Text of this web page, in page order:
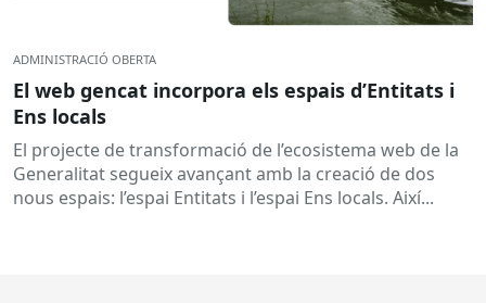
ADMINISTRACIÓ OBERTA
El web gencat incorpora els espais d’Entitats i
Ens locals
El projecte de transformació de l’ecosistema web de la
Generalitat segueix avançant amb la creació de dos
nous espais: l’espai Entitats i l’espai Ens locals. Així...